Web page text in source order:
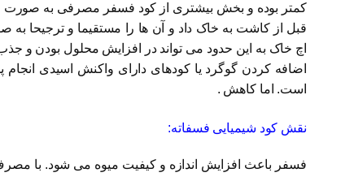
کمتر بوده و بخش بیشتری از کود فسفر مصرفی به صورت
اچ خاک به این حدود می تواند در افزایش محلول بودن و
است. اما کاهش .
نقش کود شیمیایی فسفاته:
فسفر باعث افزایش اندازه و کیفیت میوه می شود. با